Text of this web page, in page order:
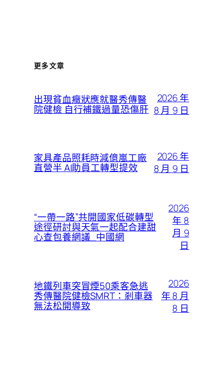
更多文章
出現貧血癥狀應就醫秀傳醫
院健檢 自行補鐵過量恐傷肝
2026 年
8 月 9 日
家具產品照耗時減億嵐工廠
直營半 AI助員工轉型提效
2026 年
8 月 9 日
“一帶一路”共開國家低碳轉型
途徑研討與天氣一起配合建甜
心查包養網議_中國網
2026
年 8
月 9
日
地鐵列車突冒煙50乘客急逃
秀傳醫院健檢SMRT：剎車器
無法松開導致
2026
年 8 月
8 日